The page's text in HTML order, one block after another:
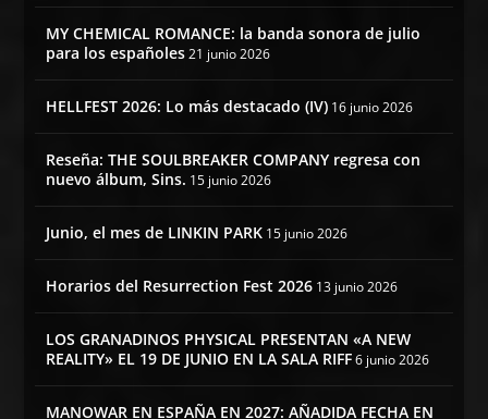
MY CHEMICAL ROMANCE: la banda sonora de julio
para los españoles 21 junio 2026
HELLFEST 2026: Lo más destacado (IV) 16 junio 2026
Reseña: THE SOULBREAKER COMPANY regresa con
nuevo álbum, Sins. 15 junio 2026
Junio, el mes de LINKIN PARK 15 junio 2026
Horarios del Resurrection Fest 2026 13 junio 2026
LOS GRANADINOS PHYSICAL PRESENTAN «A NEW
REALITY» EL 19 DE JUNIO EN LA SALA RIFF 6 junio 2026
MANOWAR EN ESPAÑA EN 2027: AÑADIDA FECHA EN